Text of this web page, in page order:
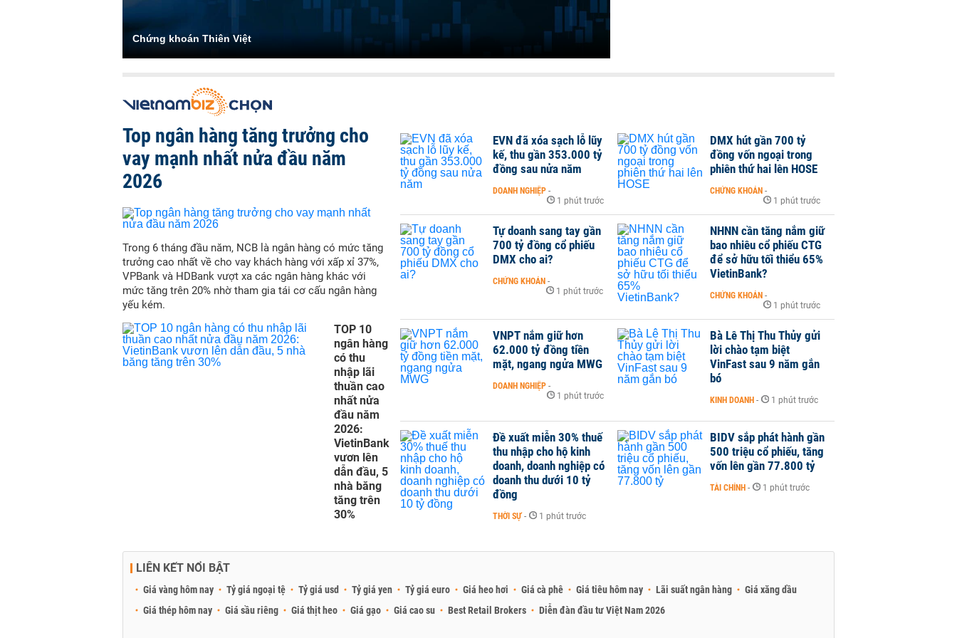
Chứng khoán Thiên Việt
Top ngân hàng tăng trưởng cho
vay mạnh nhất nửa đầu năm
2026
Trong 6 tháng đầu năm, NCB là ngân hàng có mức tăng
trưởng cao nhất về cho vay khách hàng với xấp xỉ 37%,
VPBank và HDBank vượt xa các ngân hàng khác với
mức tăng trên 20% nhờ tham gia tái cơ cấu ngân hàng
yếu kém.
TOP 10
ngân hàng
có thu
nhập lãi
thuần cao
nhất nửa
đầu năm
2026:
VietinBank
vươn lên
dẫn đầu, 5
nhà băng
tăng trên
30%
EVN đã xóa sạch lỗ lũy
kế, thu gần 353.000 tỷ
đồng sau nửa năm
DOANH NGHIỆP -
1 phút trước
DMX hút gần 700 tỷ
đồng vốn ngoại trong
phiên thứ hai lên HOSE
CHỨNG KHOÁN -
1 phút trước
Tự doanh sang tay gần
700 tỷ đồng cổ phiếu
DMX cho ai?
CHỨNG KHOÁN -
1 phút trước
NHNN cần tăng nắm giữ
bao nhiêu cổ phiếu CTG
để sở hữu tối thiểu 65%
VietinBank?
CHỨNG KHOÁN -
1 phút trước
VNPT nắm giữ hơn
62.000 tỷ đồng tiền
mặt, ngang ngửa MWG
DOANH NGHIỆP -
1 phút trước
Bà Lê Thị Thu Thủy gửi
lời chào tạm biệt
VinFast sau 9 năm gắn
bó
KINH DOANH - 1 phút trước
Đề xuất miễn 30% thuế
thu nhập cho hộ kinh
doanh, doanh nghiệp có
doanh thu dưới 10 tỷ
đồng
THỜI SỰ - 1 phút trước
BIDV sắp phát hành gần
500 triệu cổ phiếu, tăng
vốn lên gần 77.800 tỷ
TÀI CHÍNH - 1 phút trước
LIÊN KẾT NỔI BẬT
Giá vàng hôm nay Tỷ giá ngoại tệ Tỷ giá usd Tỷ giá yen Tỷ giá euro Giá heo hơi Giá cà phê Giá tiêu hôm nay Lãi suất ngân hàng
Giá xăng dầu
Giá thép hôm nay
Giá sầu riêng Giá thịt heo Giá gạo Giá cao su Best Retail Brokers Diễn đàn đầu tư Việt Nam 2026